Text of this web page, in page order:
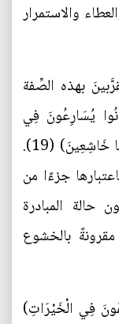
والاستمرار
بهذه الصِّفة
يُسَارِعُونَ فِي
الْخَيْرَاتِ وَيَدْعُونَنَا رَغَباً وَرَهَباً وَكَانُوا لَنَا خَاشِعِينَ) (19).
جزءًا من
حالة المبادرة
بالخشوع
فِي الْخَيْرَاتِ)